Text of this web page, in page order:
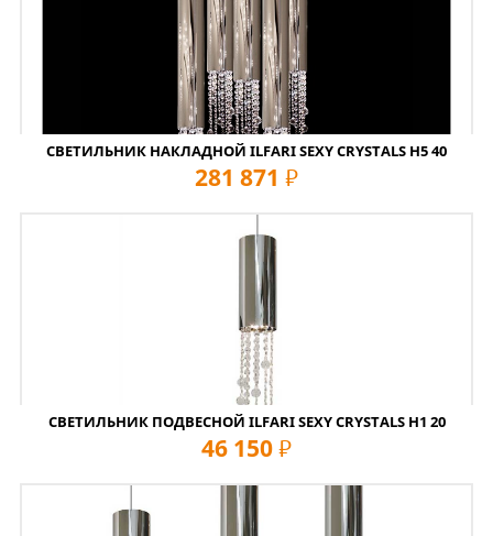
СВЕТИЛЬНИК НАКЛАДНОЙ ILFARI SEXY CRYSTALS H5 40
281 871 руб
СВЕТИЛЬНИК ПОДВЕСНОЙ ILFARI SEXY CRYSTALS H1 20
46 150 руб